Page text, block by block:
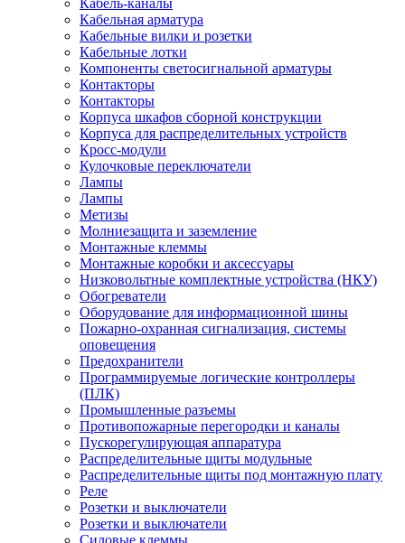
Кабельная арматура
Кабельные вилки и розетки
Кабельные лотки
Компоненты светосигнальной арматуры
Контакторы
Контакторы
Корпуса шкафов сборной конструкции
Корпуса для распределительных устройств
Кросс-модули
Кулочковые переключатели
Лампы
Лампы
Метизы
Молниезащита и заземление
Монтажные клеммы
Монтажные коробки и аксессуары
Низковольтные комплектные устройства (НКУ)
Обогреватели
Оборудование для информационной шины
Пожарно-охранная сигнализация, системы
оповещения
Предохранители
Программируемые логические контроллеры
(ПЛК)
Промышленные разъемы
Противопожарные перегородки и каналы
Пускорегулирующая аппаратура
Распределительные щиты модульные
Распределительные щиты под монтажную плату
Реле
Розетки и выключатели
Розетки и выключатели
Силовые клеммы